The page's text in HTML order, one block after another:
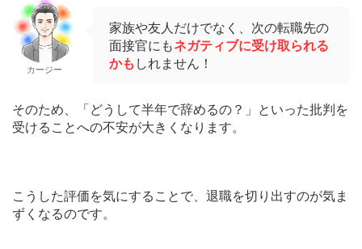
カージー
家族や友人だけでなく、次の転職先の
面接官にもネガティブに受け取られる
かも しれません！
そのため、「どうして半年で辞めるの？」といった批判を
受けることへの不安が大きくなります。
こうした評価を気にすることで、退職を切り出すのが気ま
ずくなるのです。